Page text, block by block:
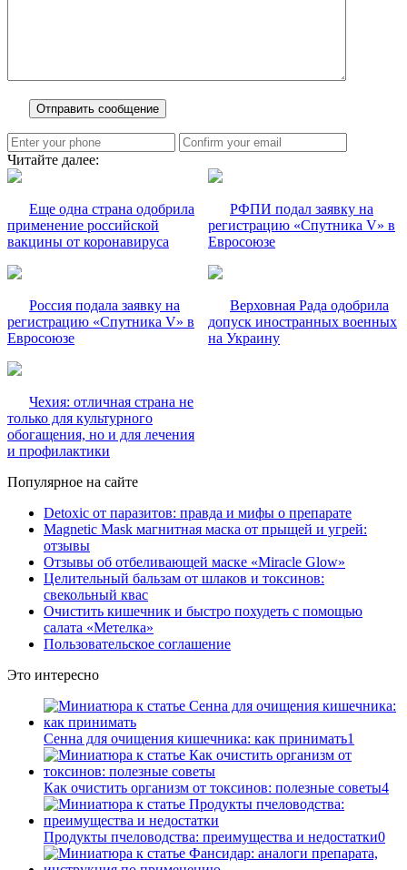
Читайте далее:
Еще одна страна одобрила
применение российской
вакцины от коронавируса
РФПИ подал заявку на
регистрацию «Спутника V» в
Евросоюзе
Россия подала заявку на
регистрацию «Спутника V» в
Евросоюзе
Верховная Рада одобрила
допуск иностранных военных
на Украину
Чехия: отличная страна не
только для культурного
обогащения, но и для лечения
и профилактики
Популярное на сайте
Detoxic от паразитов: правда и мифы о препарате
Magnetic Mask магнитная маска от прыщей и угрей:
отзывы
Отзывы об отбеливающей маске «Miracle Glow»
Целительный бальзам от шлаков и токсинов:
свекольный квас
Очистить кишечник и быстро похудеть с помощью
салата «Метелка»
Пользовательское соглашение
Это интересно
Сенна для очищения кишечника: как принимать1
Как очистить организм от токсинов: полезные советы4
Продукты пчеловодства: преимущества и недостатки0